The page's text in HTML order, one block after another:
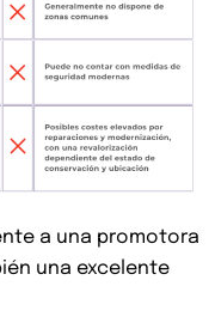
a una promotora
una excelente